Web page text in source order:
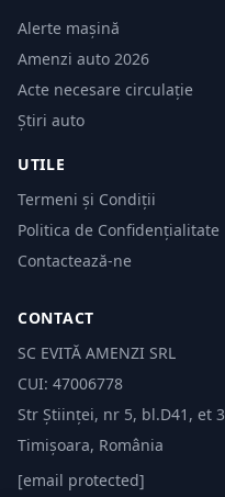
Alerte mașină
Amenzi auto 2026
Acte necesare circulație
Știri auto
UTILE
Termeni și Condiții
Politica de Confidențialitate
Contactează-ne
CONTACT
SC EVITĂ AMENZI SRL
CUI: 47006778
Str Științei, nr 5, bl.D41, et 3
Timișoara, România
[email protected]